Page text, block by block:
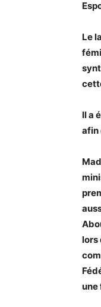
Le
Il a
afin
lors
une